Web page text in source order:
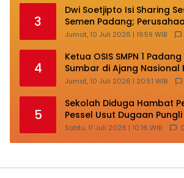
3
Dwi Soetjipto Isi Sharing
Semen Padang;
Lakukan Transformasi
Jumat, 10 Juli 2026 | 19:59 WIB
4
Ketua OSIS SMPN 1
Sumbar di Ajang Nasional
SMP
Jumat, 10 Juli 2026 | 20:51 WIB
5
Sekolah Diduga Hambat
Pessel Usut Dugaan Pungli
Sabtu, 11 Juli 2026 | 10:16 WIB 0